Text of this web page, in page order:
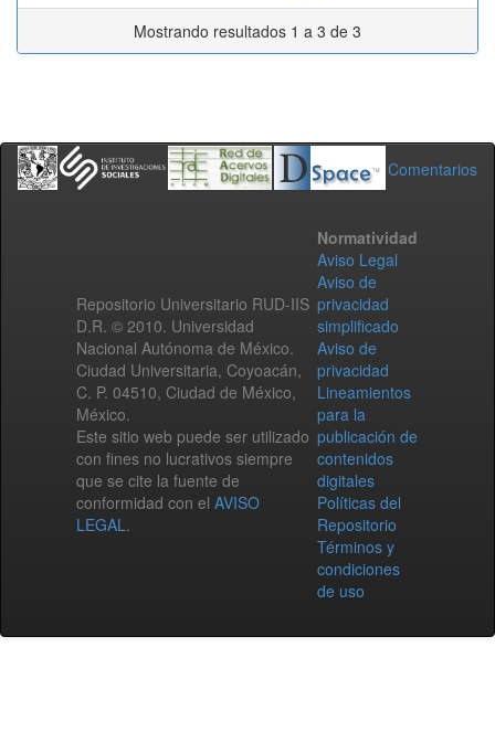
Mostrando resultados 1 a 3 de 3
Comentarios
Repositorio Universitario RUD-IIS
D.R. © 2010. Universidad
Nacional Autónoma de México.
Ciudad Universitaria, Coyoacán,
C. P. 04510, Ciudad de México,
México.
Este sitio web puede ser utilizado
con fines no lucrativos siempre
que se cite la fuente de
conformidad con el AVISO
LEGAL.
Normatividad
Aviso Legal
Aviso de
privacidad
simplificado
Aviso de
privacidad
Lineamientos
para la
publicación de
contenidos
digitales
Políticas del
Repositorio
Términos y
condiciones
de uso